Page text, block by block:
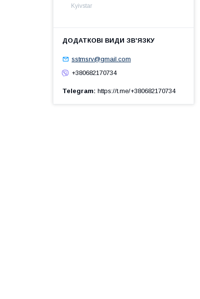
Kyivstar
sstmsrv@gmail.com
+380682170734
Telegram https://t.me/+380682170734